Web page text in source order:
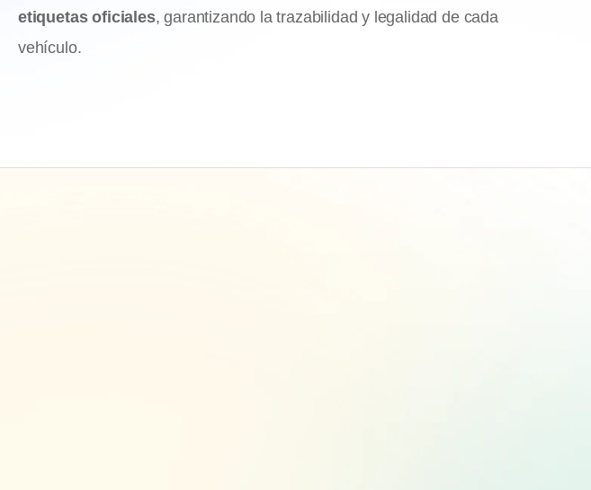
etiquetas oficiales, garantizando la trazabilidad y legalidad de cada
vehículo.